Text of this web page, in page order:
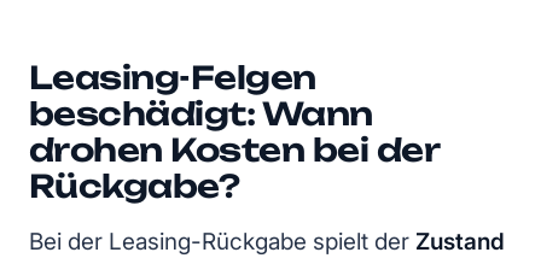
Leasing-Felgen
beschädigt: Wann
drohen Kosten bei der
Rückgabe?
Bei der Leasing-Rückgabe spielt der Zustand